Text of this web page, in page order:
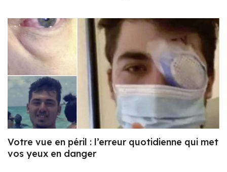
Votre vue en péril : l’erreur quotidienne qui met
vos yeux en danger